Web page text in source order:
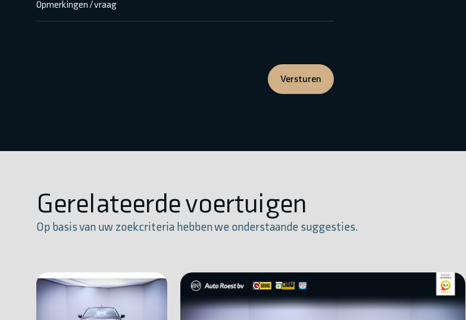
Opmerkingen / vraag
Versturen
Gerelateerde voertuigen
Op basis van uw zoekcriteria hebben we onderstaande suggesties.